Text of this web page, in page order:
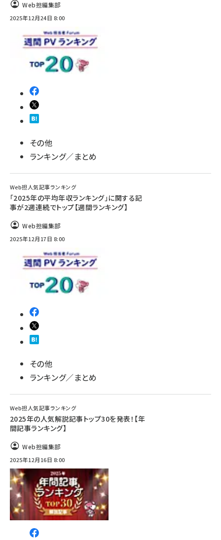
Web担編集部
2025年12月24日 8:00
その他
ランキング／まとめ
Web担人気記事ランキング
「2025年の平均年収ランキング」に関する記
事が2週連続でトップ【週間ランキング】
Web担編集部
2025年12月17日 8:00
その他
ランキング／まとめ
Web担人気記事ランキング
2025年の人気解説記事トップ30を発表！【年
間記事ランキング】
Web担編集部
2025年12月16日 8:00